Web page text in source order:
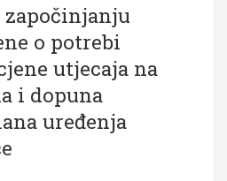
o potrebi
utjecaja na
i dopuna
uređenja